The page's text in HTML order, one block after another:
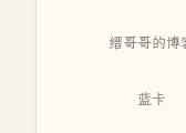
缙哥哥的博
蓝卡